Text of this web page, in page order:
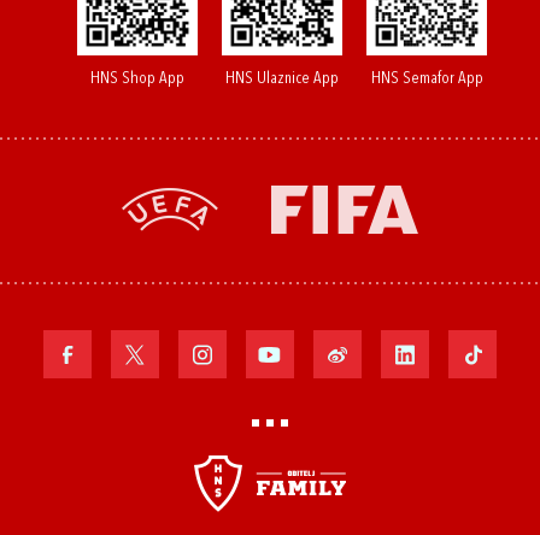
HNS Shop App HNS Ulaznice App HNS Semafor App